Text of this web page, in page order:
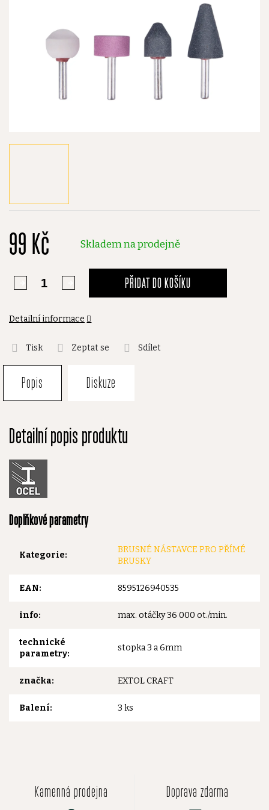
99 Kč Skladem na prodejně
PŘIDAT DO KOŠÍKU
Detailní informace
Tisk Zeptat se Sdílet
Popis Diskuze
Detailní popis produktu
Doplňkové parametry
Kategorie:
BRUSNÉ NÁSTAVCE PRO PŘÍMÉ
BRUSKY
EAN: 8595126940535
info: max. otáčky 36 000 ot./min.
technické
parametry:
stopka 3 a 6mm
značka: EXTOL CRAFT
Balení: 3 ks
Kamenná prodejna Doprava zdarma